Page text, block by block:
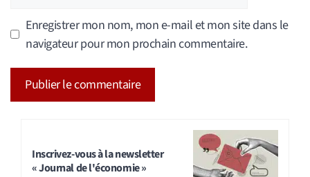
Enregistrer mon nom, mon e-mail et mon site dans le
navigateur pour mon prochain commentaire.
Inscrivez-vous à la newsletter
« Journal de l'économie »